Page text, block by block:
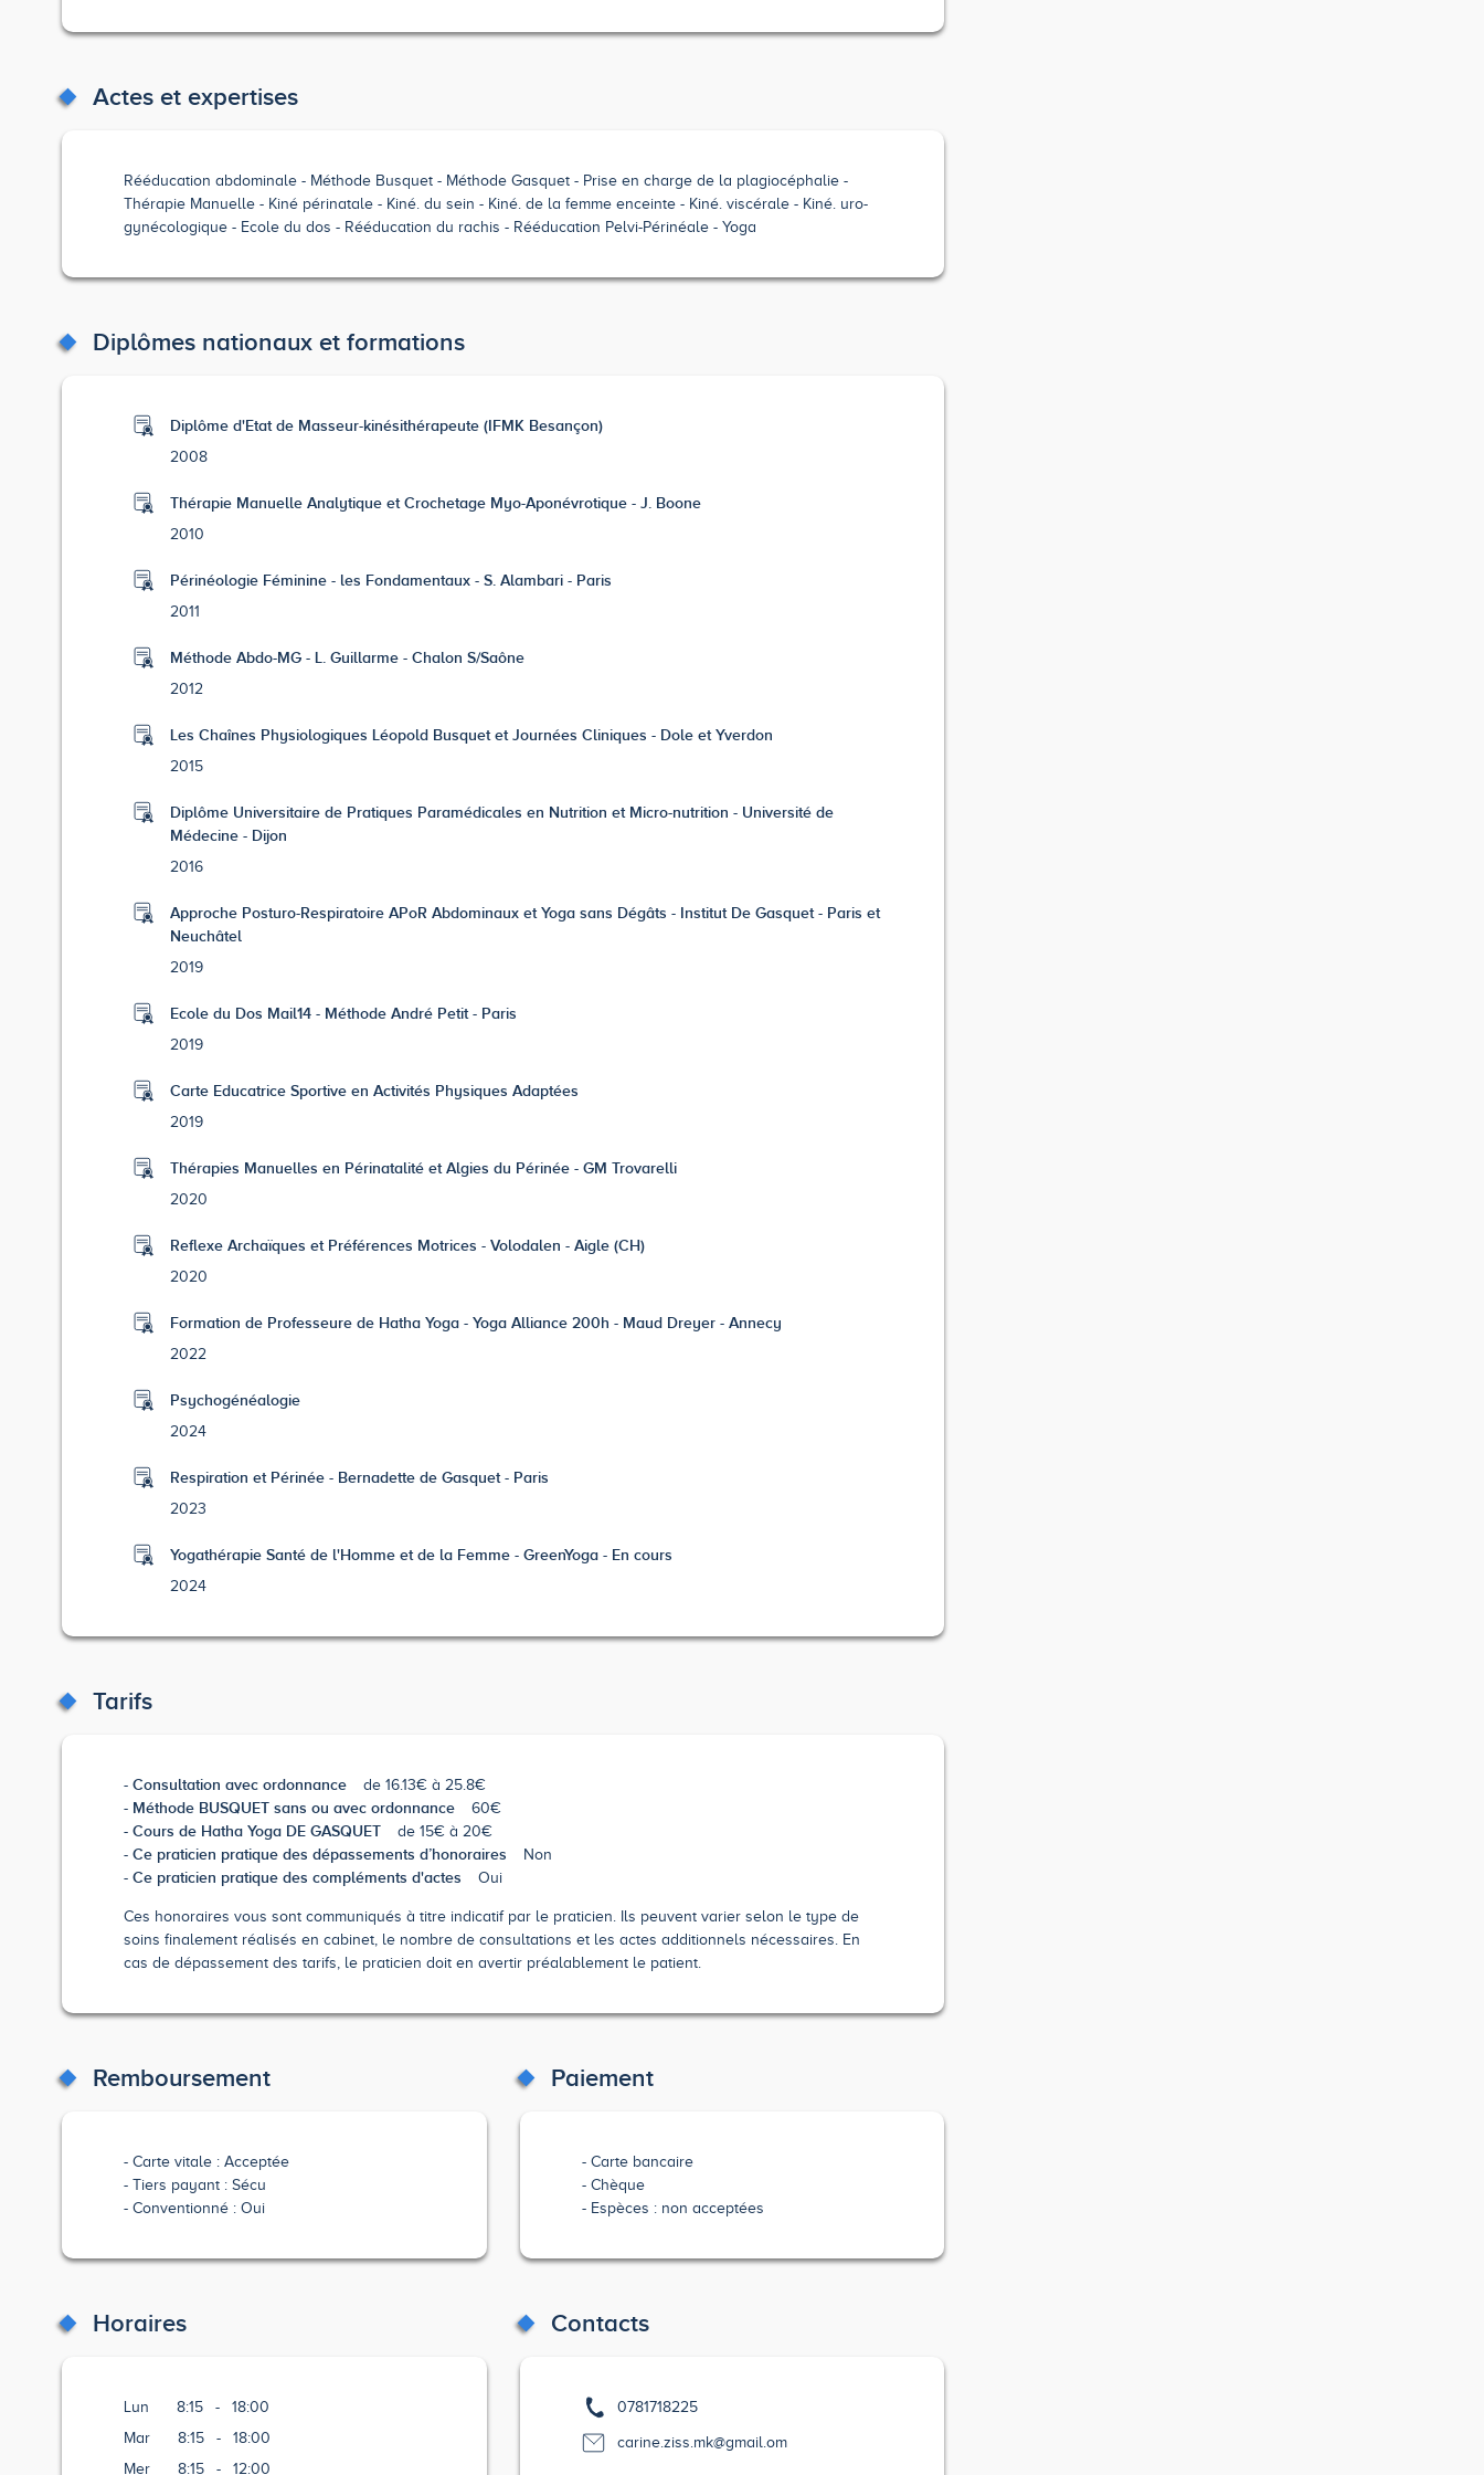
Actes et expertises
Rééducation abdominale Méthode Busquet Méthode Gasquet
Prise en charge de la plagiocéphalie
Thérapie Manuelle
Kiné périnatale Kiné. du sein Kiné. de la femme enceinte Kiné. viscérale
Kiné. uro-
gynécologique
Ecole du dos Rééducation du rachis Rééducation Pelvi-Périnéale Yoga
Diplômes nationaux et formations
Diplôme d'Etat de Masseur-kinésithérapeute (IFMK Besançon)
2008
Thérapie Manuelle Analytique et Crochetage Myo-Aponévrotique - J. Boone
2010
Périnéologie Féminine - les Fondamentaux - S. Alambari - Paris
2011
Méthode Abdo-MG - L. Guillarme - Chalon S/Saône
2012
Les Chaînes Physiologiques Léopold Busquet et Journées Cliniques - Dole et Yverdon
2015
Diplôme Universitaire de Pratiques Paramédicales en Nutrition et Micro-nutrition - Université de
Médecine - Dijon
2016
Approche Posturo-Respiratoire APoR Abdominaux et Yoga sans Dégâts - Institut De Gasquet - Paris et
Neuchâtel
2019
Ecole du Dos Mail14 - Méthode André Petit - Paris
2019
Carte Educatrice Sportive en Activités Physiques Adaptées
2019
Thérapies Manuelles en Périnatalité et Algies du Périnée - GM Trovarelli
2020
Reflexe Archaïques et Préférences Motrices - Volodalen - Aigle (CH)
2020
Formation de Professeure de Hatha Yoga - Yoga Alliance 200h - Maud Dreyer - Annecy
2022
Psychogénéalogie
2024
Respiration et Périnée - Bernadette de Gasquet - Paris
2023
Yogathérapie Santé de l'Homme et de la Femme - GreenYoga - En cours
2024
Tarifs
Consultation avec ordonnance de 16.13€ à 25.8€
Méthode BUSQUET sans ou avec ordonnance 60€
Cours de Hatha Yoga DE GASQUET de 15€ à 20€
Ce praticien pratique des dépassements d’honoraires Non
Ce praticien pratique des compléments d'actes Oui
Ces honoraires vous sont communiqués à titre indicatif par le praticien. Ils peuvent varier selon le type de
soins finalement réalisés en cabinet, le nombre de consultations et les actes additionnels nécessaires. En
cas de dépassement des tarifs, le praticien doit en avertir préalablement le patient.
Remboursement
Carte vitale : Acceptée
Tiers payant : Sécu
Conventionné : Oui
Paiement
Carte bancaire
Chèque
Espèces : non acceptées
Horaires
Lun 8:15 -
18:00
Mar
8:15 -
18:00
Mer
8:15 - 12:00
Contacts
0781718225
carine.ziss.mk@gmail.om